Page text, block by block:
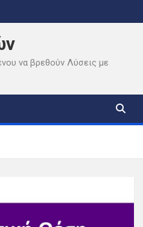
να βρεθούν Λύσεις με